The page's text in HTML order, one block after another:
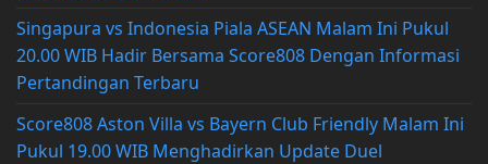
Singapura vs Indonesia Piala ASEAN Malam Ini Pukul
20.00 WIB Hadir Bersama Score808 Dengan Informasi
Pertandingan Terbaru
Score808 Aston Villa vs Bayern Club Friendly Malam Ini
Pukul 19.00 WIB Menghadirkan Update Duel